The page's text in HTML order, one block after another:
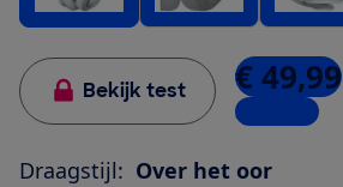
Bekijk test € 49,99
3 winkels
Draagstijl: Over het oor